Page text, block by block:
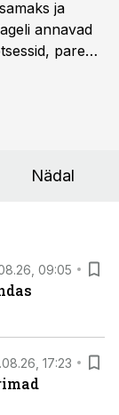
ja
annavad
parem
Nädal
09:05
17:23